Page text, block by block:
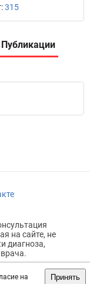
на
Принять
315
Публикации
на сайте, не
диагноза,